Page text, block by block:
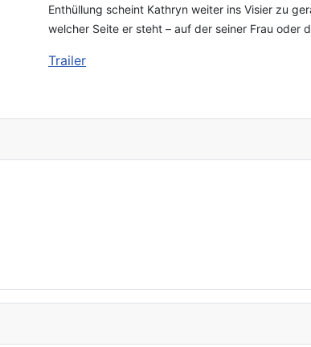
Enthüllung scheint Kathryn weiter ins Visier zu
welcher Seite er steht – auf der seiner Frau oder
Trailer